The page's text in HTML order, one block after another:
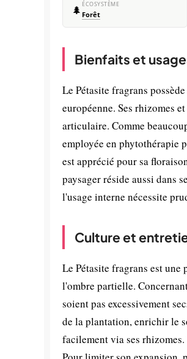
🌲 ÉCOSYSTÈME
Forêt
Bienfaits et
Le Pétasite fragrans
européenne. Ses rhizomes
articulaire. Comme
employée en phytothérapie
est apprécié pour sa
paysager réside aussi dans
l'usage interne nécessite
Culture et
Le Pétasite fragrans est
l'ombre partielle.
soient pas excessivement
de la plantation, enrichir le
facilement via ses